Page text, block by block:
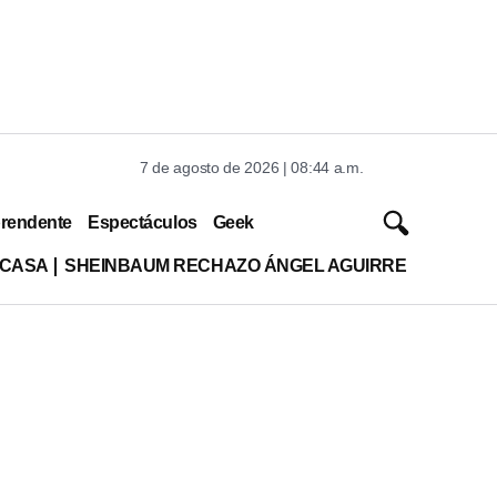
7 de agosto de 2026 | 08:44 a.m.
Espectáculos Geek
SHEINBAUM RECHAZO ÁNGEL AGUIRRE